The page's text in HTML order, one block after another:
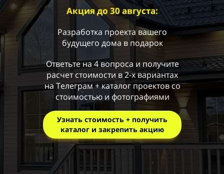
Акция до 30августа:
Разработка проекта вашего
будущего дома в подарок
Ответьте на 4 вопроса и получите
расчет стоимости в 2-х вариантах
на Телеграм + каталог проектов со
стоимостью и фотографиями
Узнать стоимость + получить
каталог и закрепить акцию